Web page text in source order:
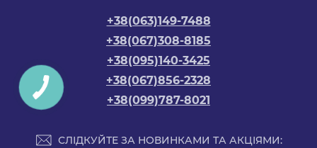
+38(063)149-7488
+38(067)308-8185
+38(095)140-3425
+38(067)856-2328
+38(099)787-8021
СЛІДКУЙТЕ ЗА НОВИНКАМИ ТА АКЦІЯМИ: